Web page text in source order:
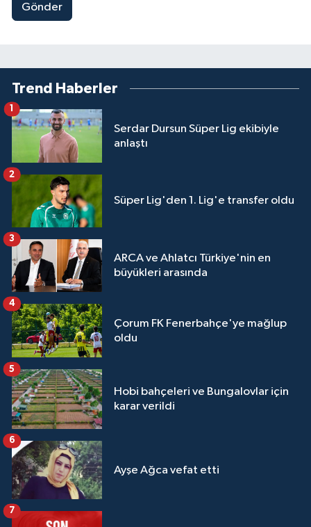
Gönder
Trend Haberler
Serdar Dursun Süper Lig ekibiyle
anlaştı
Süper Lig'den 1. Lig'e transfer oldu
2
ARCA ve Ahlatcı Türkiye'nin en
büyükleri arasında
3
Çorum FK Fenerbahçe'ye mağlup
oldu
4
Hobi bahçeleri ve Bungalovlar için
karar verildi
5
Ayşe Ağca vefat etti
6
7